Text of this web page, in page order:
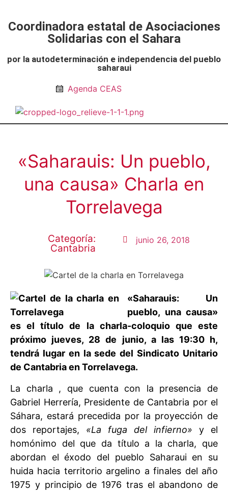
Coordinadora estatal de Asociaciones
Solidarias con el Sahara
por la autodeterminación e independencia del pueblo
saharaui
Agenda CEAS
«Saharauis: Un pueblo,
una causa» Charla en
Torrelavega
Categoría:
Cantabria
junio 26, 2018
«Saharauis: Un
pueblo, una causa»
es el título de la charla-coloquio que este
próximo jueves, 28 de junio, a las 19:30 h,
tendrá lugar en la sede del Sindicato Unitario
de Cantabria en Torrelavega.
La charla , que cuenta con la presencia de
Gabriel Herrería, Presidente de Cantabria por el
Sáhara, estará precedida por la proyección de
dos reportajes, «La fuga del infierno» y el
homónimo del que da título a la charla, que
abordan el éxodo del pueblo Saharaui en su
huida hacia territorio argelino a finales del año
1975 y principio de 1976 tras el abandono de